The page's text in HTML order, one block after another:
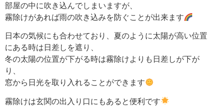
部屋の中に吹き込んでしまいますが、
霧除けがあれば雨の吹き込みを防ぐことが出来ます
日本の気候にも合わせており、夏のように太陽が高い位置
にある時は日差しを遮り、
冬の太陽の位置が下がる時は霧除けよりも日差しが下が
り、
窓から日光を取り入れることができます
霧除けは玄関の出入り口にもあると便利です